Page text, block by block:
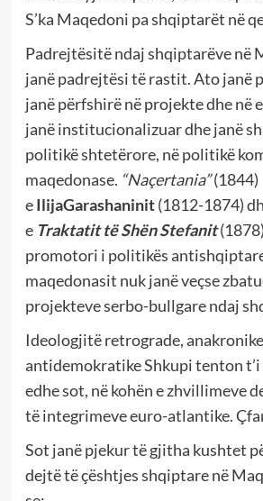
S’ka Maqedoni pa shqiptarët në
Padrejtësitë ndaj shqiptarëve në
janë padrejtësi të rastit. Ato janë
janë përfshirë në projekte dhe në
janë institucionalizuar dhe janë
politikë shtetërore, në politikë
maqedonase. “Naçertania”(1844)
eIlijaGarashaninit(1812-1874)
e Traktatit të Shën Stefanit
promotori i politikës
maqedonasit nuk janë veçse
projekteve serbo-bullgare ndaj
Ideologjitë retrograde,
antidemokratike Shkupi tenton t’i
edhe sot, në kohën e zhvillimeve
të integrimeve euro-atlantike.
Sot janë pjekur të gjitha kushtet
dejtë të çështjes shqiptare në